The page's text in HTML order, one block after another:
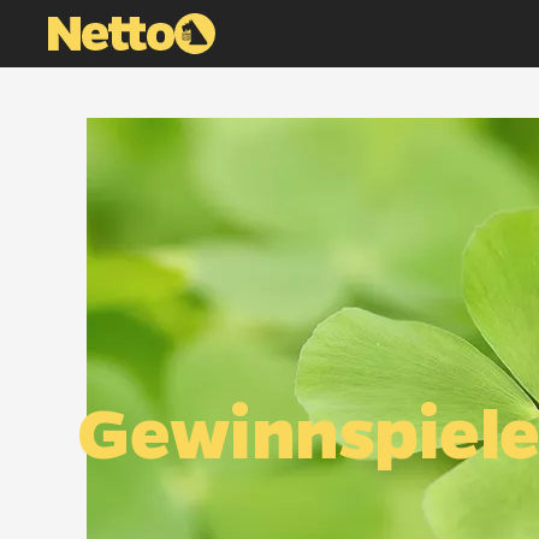
Gewinnspiele